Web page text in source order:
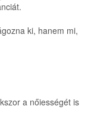
ki, hanem mi,
a nőiességét is